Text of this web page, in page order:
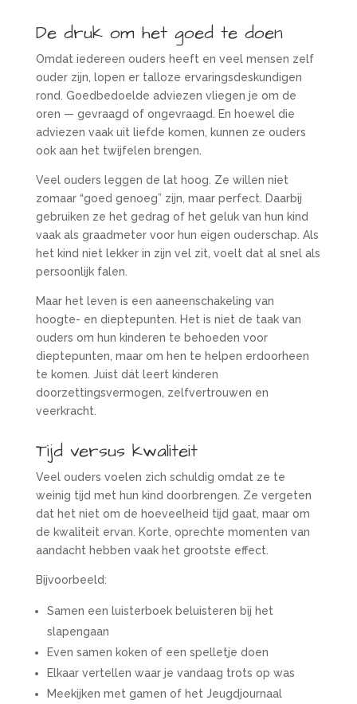
De druk om het goed te doen
Omdat iedereen ouders heeft en veel mensen zelf
ouder zijn, lopen er talloze ervaringsdeskundigen
rond. Goedbedoelde adviezen vliegen je om de
oren — gevraagd of ongevraagd. En hoewel die
adviezen vaak uit liefde komen, kunnen ze ouders
ook aan het twijfelen brengen.
Veel ouders leggen de lat hoog. Ze willen niet
zomaar “goed genoeg” zijn, maar perfect. Daarbij
gebruiken ze het gedrag of het geluk van hun kind
vaak als graadmeter voor hun eigen ouderschap. Als
het kind niet lekker in zijn vel zit, voelt dat al snel als
persoonlijk falen.
Maar het leven is een aaneenschakeling van
hoogte- en dieptepunten. Het is niet de taak van
ouders om hun kinderen te behoeden voor
dieptepunten, maar om hen te helpen erdoorheen
te komen. Juist dát leert kinderen
doorzettingsvermogen, zelfvertrouwen en
veerkracht.
Tijd versus kwaliteit
Veel ouders voelen zich schuldig omdat ze te
weinig tijd met hun kind doorbrengen. Ze vergeten
dat het niet om de hoeveelheid tijd gaat, maar om
de kwaliteit ervan. Korte, oprechte momenten van
aandacht hebben vaak het grootste effect.
Bijvoorbeeld:
Samen een luisterboek beluisteren bij het
slapengaan
Even samen koken of een spelletje doen
Elkaar vertellen waar je vandaag trots op was
Meekijken met gamen of het Jeugdjournaal